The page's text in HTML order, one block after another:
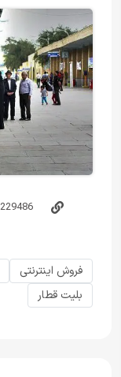
فروش اینترنتی
بلیت قطار